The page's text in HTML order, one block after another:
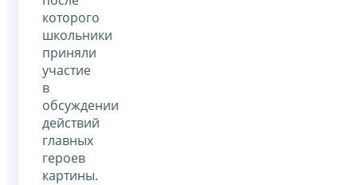
которого
школьники
приняли
участие
в
обсуждении
действий
главных
героев
картины.